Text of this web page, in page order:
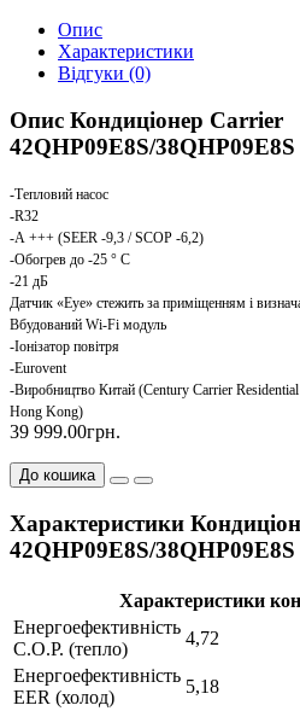
Опис
Характеристики
Відгуки (0)
Опис Кондиціонер Carrier
42QHP09E8S/38QHP09E8S
-Тепловий насос
-R32
-А +++ (SEER -9,3 / SCOP -6,2)
-Обогрев до -25 ° С
-21 дБ
Датчик «Eye» стежить за приміщенням і
Вбудований Wi-Fi модуль
-Іонізатор повітря
-Eurovent
-Виробництво Китай (Century Carrier
Hong Kong)
39 999.00грн.
До кошика
Характеристики
42QHP09E8S/38QHP09E8S
Характеристики
Енергоефективність
C.O.P. (тепло)
4,72
Енергоефективність
EER (холод)
5,18